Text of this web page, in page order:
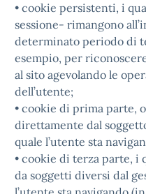
• cookie persistenti, i
sessione- rimangono
determinato periodo di
esempio, per
al sito agevolando le
dell’utente;
• cookie di prima parte,
direttamente dal
quale l’utente sta
• cookie di terza parte, i
da soggetti diversi dal